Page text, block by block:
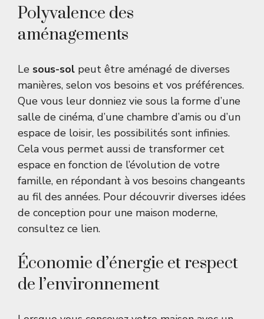
Polyvalence des
aménagements
Le sous-sol peut être aménagé de diverses
manières, selon vos besoins et vos préférences.
Que vous leur donniez vie sous la forme d’une
salle de cinéma, d’une chambre d’amis ou d’un
espace de loisir, les possibilités sont infinies.
Cela vous permet aussi de transformer cet
espace en fonction de l’évolution de votre
famille, en répondant à vos besoins changeants
au fil des années. Pour découvrir diverses idées
de conception pour une maison moderne,
consultez ce lien.
Économie d’énergie et respect
de l’environnement